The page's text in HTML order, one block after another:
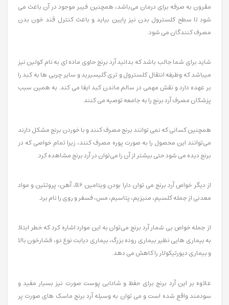
مقرون به صرفه برای درمان می‌باشد، همچنین فیبر موجود در آن باعث می
شود تا سطح کلسترول بدن نیز پایین بیاید و باعث کنترل قند خون بدن
مصرف کنندگان می شود.
شاید برای شما جالب باشد که بدانید آرد برنج حاوی ماده ای به نام کولین نیز
میباشد که وظیفه انتقال کلسترول و تری گلیسیرید و سایر چربی ها به کبد را
بر عهده دارد و نقش مهمی در سالم ماندن کبد ایفا می کند. به همین سبب
پزشکان مصرف آرد برنج را به جامعه توصیه می کنند.
همچنین کسانی که نمی توانند برنج مصرف کنند و با خوردن برنج مشکل دارند
می‌توانند این محصول را به صورت پوره مصرف کنند، زیرا تمام خواصی که در
برنج دیده می شود حتی بیشتر از آن را می‌توان در آرد برنج مشاهده کرد.
از دیگر خواص آرد برنج می توان دارا بودن ویتامین B6، آهن، پروتئین و مواد
معدنی از جمله کلسیم، منیزیم، پتاسیم، مس، فسفر و روی را نام برد.
از جمله خواص بی شمار آرد برنج می‌توان به این موارد اشاره کرد که خطر ابتلا
به بیماری هایی نظیر بیماری روده بزرگ، بیماری دیابت نوع دو، فشارخون بالا
و بیماری دیورتیکولار را کاهش می دهد.
علاوه بر این آرد برنج برای حفظ و شادابی پوست صورت نیز بسیار مفید و
سودمند واقع شده است و می توان به وسیله آرد برنج ماسک های صورت پر